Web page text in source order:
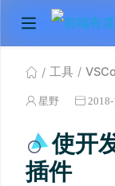
工具
星野
使开
插件